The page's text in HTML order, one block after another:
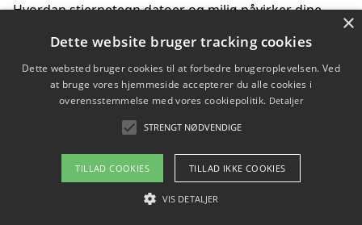
Hvordan stjernetegn datoer og miljø påvirker dine
Bæredygtige gadgets til en grønnere hverdag
Om / kontakt
Blog Betingelser
×
Dette website bruger tracking cookies
Dette websted bruger cookies til at forbedre brugeroplevelsen. Ved
at bruge vores hjemmeside accepterer du alle cookies i
overensstemmelse med vores cookiepolitik. Detaljer
STRENGT NØDVENDIGE
TILLAD COOKIES TILLAD IKKE COOKIES
VIS DETALJER